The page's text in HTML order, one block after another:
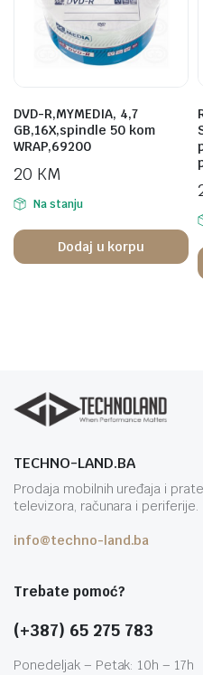
DVD-R,MYMEDIA, 4,7
GB,16X,spindle 50 kom
WRAP,69200
20 KM
Na stanju
Dodaj u korpu
TECHNO-LAND.BA
Prodaja mobilnih uređaja i
televizora, računara i periferije.
info@techno-land.ba
Trebate pomoć?
(+387) 65 275 783
Ponedeljak – Petak: 10h – 17h